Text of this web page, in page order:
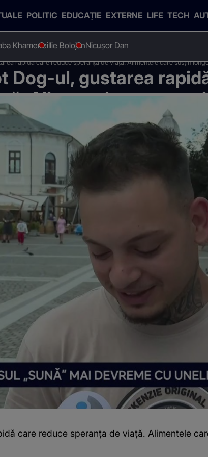
POLITIC EDUCAȚIE EXTERNE LIFE TECH
KhameneiIlie BolojanNicușor Dan
rapidă care reduce speranța de viață. Alimentele care susțin
Dog-ul, gustarea
Alimentele care
care reduce speranța de viață. Alimentele